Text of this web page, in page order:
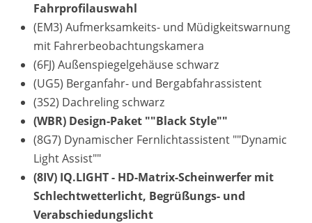
Fahrprofilauswahl
(EM3) Aufmerksamkeits- und Müdigkeitswarnung
mit Fahrerbeobachtungskamera
(6FJ) Außenspiegelgehäuse schwarz
(UG5) Berganfahr- und Bergabfahrassistent
(3S2) Dachreling schwarz
(WBR) Design-Paket ""Black Style""
(8G7) Dynamischer Fernlichtassistent ""Dynamic
Light Assist""
(8IV) IQ.LIGHT - HD-Matrix-Scheinwerfer mit
Schlechtwetterlicht, Begrüßungs- und
Verabschiedungslicht